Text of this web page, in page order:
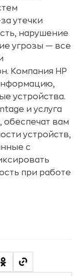
утечки
нарушение
угрозы — все
Компания HP
устройства.
и услуга
, обеспечат вам
устройств,
с
при работе